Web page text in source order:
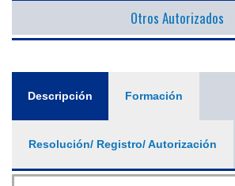
Otros Autorizados
Descripción (solapaFormación
Resolución/ Registro/ Autorización